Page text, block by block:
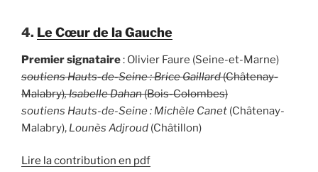
4. Le Cœur de la Gauche
Premier signataire: Olivier Faure (Seine-et-Marne)
soutiens Hauts-de-Seine : Brice Gaillard(Châtenay-
Malabry), Isabelle Dahan(Bois-Colombes)
soutiens Hauts-de-Seine : Michèle Canet (Châtenay-
Malabry), Lounès Adjroud (Châtillon)
Lire la contribution en pdf